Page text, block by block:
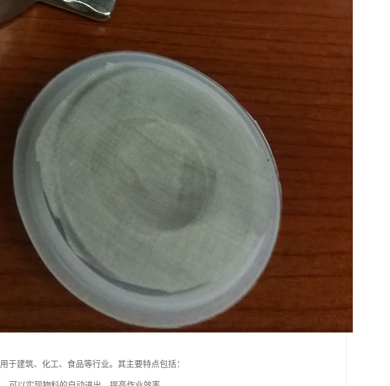
于建筑、化工、食品等行业。其主要特点包括：